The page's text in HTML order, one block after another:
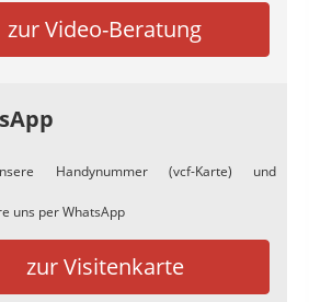
zur Video-Beratung
Handynummer (vcf-Karte) und
uns per WhatsApp
zur Visitenkarte